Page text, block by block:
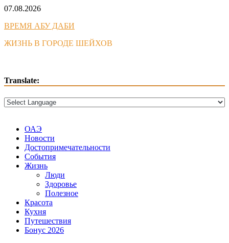
Skip
content
07.08.2026
ВРЕМЯ АБУ ДАБИ
ЖИЗНЬ В ГОРОДЕ ШЕЙХОВ
Translate:
ОАЭ
Новости
Достопримечательности
События
Жизнь
Люди
Здоровье
Полезное
Красота
Кухня
Путешествия
Бонус 2026